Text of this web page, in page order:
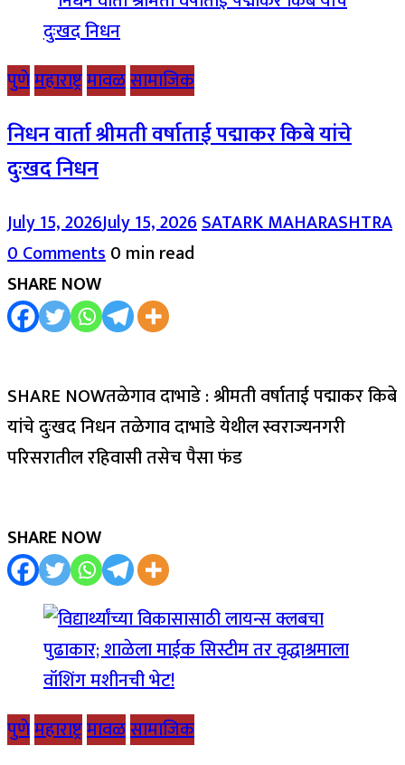
पुणेमहाराष्ट्रमावळसामाजिक
निधन वार्ता श्रीमती वर्षाताई पद्माकर किबे यांचे
दुःखद निधन
July 15, 2026July 15, 2026SATARK MAHARASHTRA
0 Comments0 min read
SHARE NOW
SHARE NOWतळेगाव दाभाडे : श्रीमती वर्षाताई पद्माकर किबे
यांचे दुःखद निधन तळेगाव दाभाडे येथील स्वराज्यनगरी
परिसरातील रहिवासी तसेच पैसा फंड
SHARE NOW
पुणेमहाराष्ट्रमावळसामाजिक